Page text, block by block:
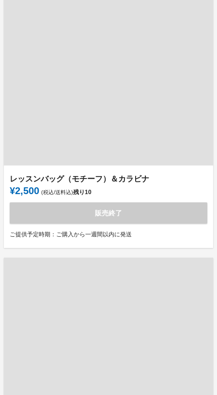
レッスンバッグ（モチーフ）＆カラビナ
¥2,500 (税込/送料込)残り10
販売終了
ご提供予定時期：ご購入から一週間以内に発送